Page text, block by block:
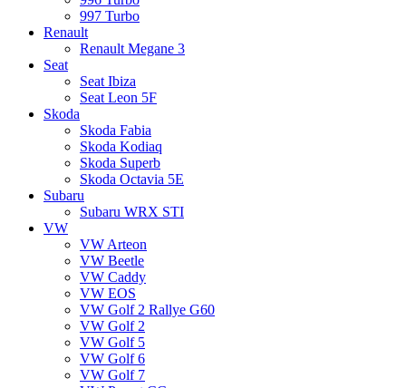
997 Turbo
Renault
Renault Megane 3
Seat
Seat Ibiza
Seat Leon 5F
Skoda
Skoda Fabia
Skoda Kodiaq
Skoda Superb
Skoda Octavia 5E
Subaru
Subaru WRX STI
VW
VW Arteon
VW Beetle
VW Caddy
VW EOS
VW Golf 2 Rallye G60
VW Golf 2
VW Golf 5
VW Golf 6
VW Golf 7